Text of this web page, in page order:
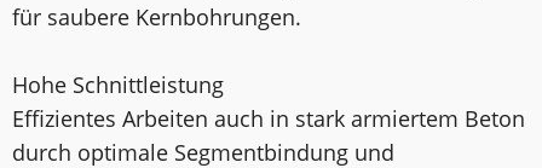
für saubere Kernbohrungen.
Hohe Schnittleistung
Effizientes Arbeiten auch in stark armiertem Beton
durch optimale Segmentbindung und